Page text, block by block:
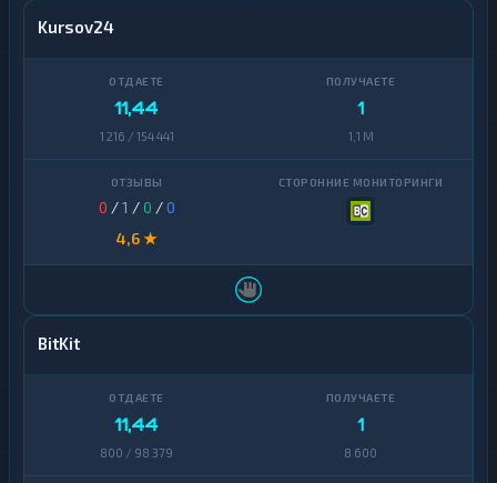
Kursov24
11,44
1 216 / 154 441
1
1,1 M
0 /1 /0 /0
4,6 ★
BitKit
11,44
800 / 98 379
1
8 600